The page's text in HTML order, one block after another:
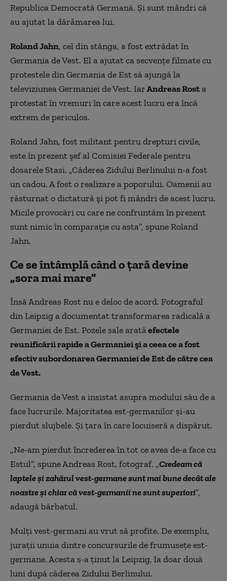
Republica Democrată Germană. Și sunt mândri că
au ajutat la dărâmarea lui.
Roland Jahn, cel din stânga, a fost extrădat în
Germania de Vest. El a ajutat ca secvenţe filmate cu
protestele din Germania de Est să ajungă la
televiziunea Germaniei de Vest. IarAndreas Rosta
protestat în vremuri în care acest lucru era încă
extrem de periculos.
Roland Jahn, fost militant pentru drepturi civile,
este în prezent şef al ComisieiFederale pentru
dosarele Stasi. „Căderea Zidului Berlinului n-a fost
un cadou. A fost o realizare a poporului. Oamenii au
răsturnat o dictatură şi pot fi mândri de acest lucru.
Micile provocări cu care ne confruntăm în prezent
sunt nimic în comparaţie cu asta”, spune Roland
Jahn.
Ce se întâmplă când o țară devine
„sora mai mare”
Însă Andreas Rost nu e deloc de acord. Fotograful
din Leipzig a documentat transformarea radicală a
Germaniei de Est. Pozele sale aratăefectele
reunificării rapide a Germaniei şi a ceea ce a fost
efectiv subordonarea Germaniei de Est de către cea
de Vest.
Germania de Vest a insistat asupra modului său de a
face lucrurile. Majoritatea est-germanilor şi-au
pierdut slujbele. Şi ţara în care locuiseră a dispărut.
„Ne-am pierdut încrederea în tot ce avea de-a face cu
Estul”, spune Andreas Rost, fotograf. „Credeam că
laptele şi zahărul vest-germane sunt mai bune decât ale
noastre şi chiar că vest-germanii ne sunt superiori”,
adaugă bărbatul.
Mulţi vest-germani au vrut să profite. De exemplu,
juraţii unuia dintre concursurile de frumuseţe est-
germane. Acesta s-a ţinut la Leipzig, la doar două
luni după căderea Zidului Berlinului.